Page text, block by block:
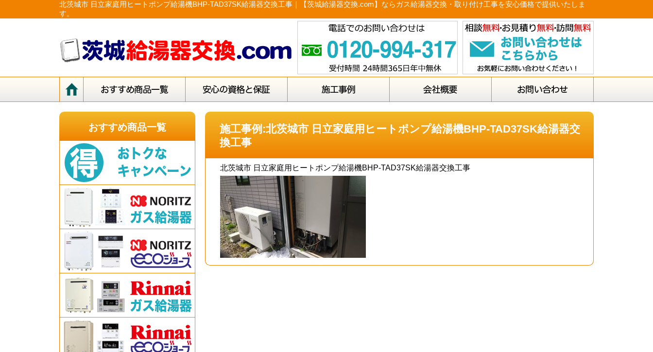
北茨城市 日立家庭用ヒートポンプ給湯機BHP-TAD37SK給湯器交換工事｜【茨城給湯器交換.com】ならガス給湯器交換・取り付け工事を安心価格で提供いたしま
す。
施工事例:北茨城市 日立家庭用ヒートポンプ給湯機BHP-TAD37SK給湯器交
換工事
北茨城市 日立家庭用ヒートポンプ給湯機BHP-TAD37SK給湯器交換工事
おすすめ商品一覧